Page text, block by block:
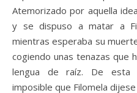
Atemorizado por aquella
y se dispuso a matar a
mientras esperaba su
cogiendo unas tenazas que
lengua de raíz. De esta
imposible que Filomela dijese